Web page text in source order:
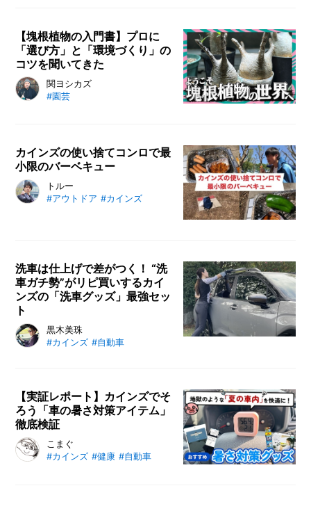
リ
エ
イ
タ
ー /
C
T
O
R
C
U
S
T
O
M
E
ス
タ
ッ
フ
C
A
【塊根植物の入門書】プロに
「選び方」と「環境づくり」の
コツを聞いてきた
関ヨシカズ
#園芸
カインズの使い捨てコンロで最
小限のバーベキュー
トルー
#アウトドア #カインズ
洗車は仕上げで差がつく！ “洗
車ガチ勢”がリピ買いするカイ
ンズの「洗車グッズ」最強セッ
ト
黒木美珠
#カインズ #自動車
【実証レポート】カインズでそ
ろう「車の暑さ対策アイテム」
徹底検証
こまぐ
#カインズ #健康 #自動車